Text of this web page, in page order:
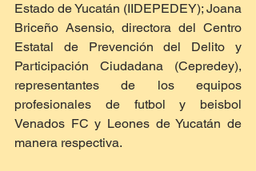
Estado de Yucatán (IIDEPEDEY); Joana
Briceño Asensio, directora del Centro
Estatal de Prevención del Delito y
Participación Ciudadana (Cepredey),
representantes de los equipos
profesionales de futbol y beisbol
Venados FC y Leones de Yucatán de
manera respectiva.